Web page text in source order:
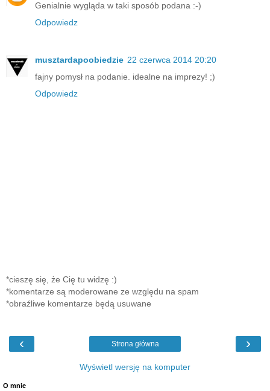
Genialnie wygląda w taki sposób podana :-)
Odpowiedz
musztardapoobiedzie 22 czerwca 2014 20:20
fajny pomysł na podanie. idealne na imprezy! ;)
Odpowiedz
*cieszę się, że Cię tu widzę :)
*komentarze są moderowane ze względu na spam
*obraźliwe komentarze będą usuwane
‹ ›
Strona główna
Wyświetl wersję na komputer
O mnie